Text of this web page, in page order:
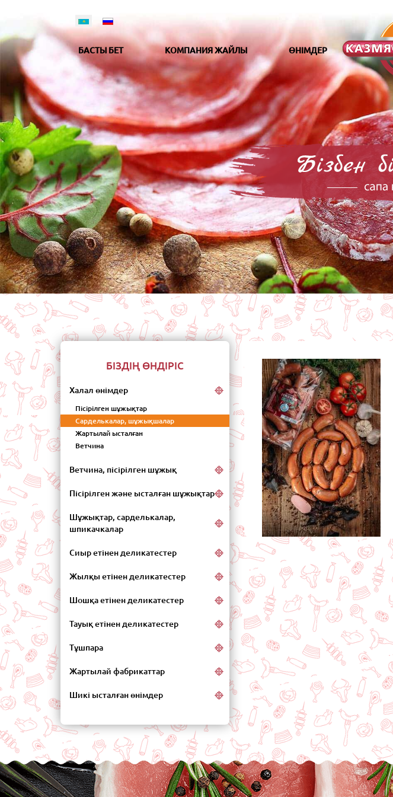
БАСТЫ БЕТ КОМПАНИЯ ЖАЙЛЫ ӨНІМДЕР
Басты бет Каталог Халал өнімдер
БІЗДІҢ ӨНДІРІС
Халал өнімдер
Пісірілген шұжықтар
Сарделькалар, шұжықшалар
Жартылай ысталған
Ветчина
Ветчина, пісірілген шұжық
Пісірілген және ысталған шұжықтар
Шұжықтар, сарделькалар,
шпикачкалар
Сиыр етінен деликатестер
Жылқы етінен деликатестер
Шошқа етінен деликатестер
Тауық етінен деликатестер
Тұшпара
Жартылай фабрикаттар
Шикі ысталған өнімдер